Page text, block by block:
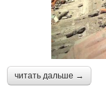
читать дальше →